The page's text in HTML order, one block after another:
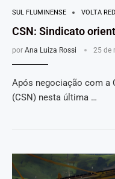
SUL FLUMINENSE VOLTA
CSN: Sindicato
por Ana Luiza Rossi 25 de
Após negociação com a
(CSN) nesta última …